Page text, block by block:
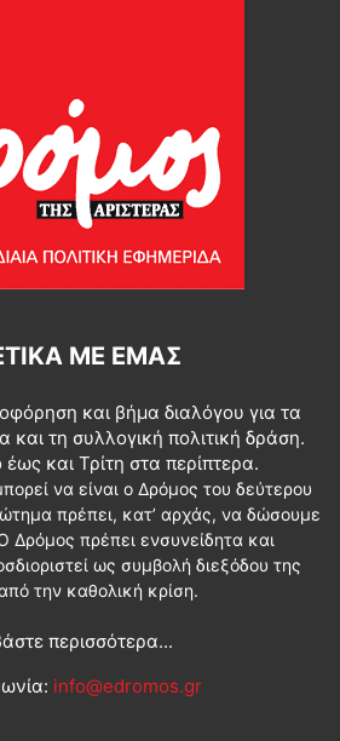
ΜΕ ΕΜΆΣ
και βήμα διαλόγου για τα
και τη συλλογική πολιτική δράση.
και Τρίτη στα περίπτερα.
να είναι ο Δρόμος του δεύτερου
πρέπει, κατ’ αρχάς, να δώσουμε
Δρόμος πρέπει ενσυνείδητα και
ως συμβολή διεξόδου της
την καθολική κρίση.
περισσότερα...
info@edromos.gr